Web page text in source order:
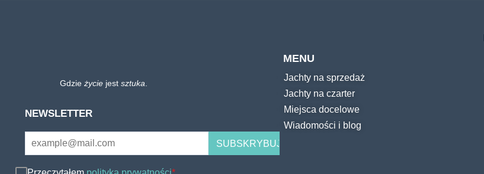
Gdzie życiejest sztuka
NEWSLETTER
MENU
Jachty na sprzedaż
Jachty na czarter
Miejsca docelowe
Wiadomości i blog